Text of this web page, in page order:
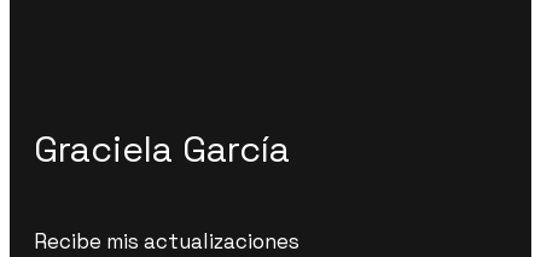
Graciela García
Recibe mis actualizaciones